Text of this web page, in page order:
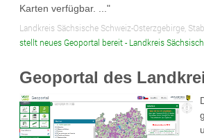
Karten verfügbar. ..."
Landkreis Sächsische Schweiz-Osterzgebirge,
stellt neues Geoportal bereit - Landkreis
Geoportal des